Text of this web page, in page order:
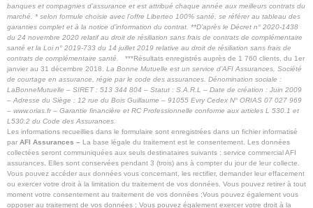
banques et compagnies d’assurance et est attribué chaque année aux meilleurs contrats du
marché. * selon formule choisie avec l’offre Liberteo 100% santé, se référer au tableau des
garanties complet et à la notice d’information du contrat. **D’après le Décret n° 2020-1438
du 24 novembre 2020 relatif au droit de résiliation sans frais de contrats de complémentaire
santé et la Loi n° 2019-733 du 14 juillet 2019 relative au droit de résiliation sans frais de
contrats de complémentaire santé.
***Résultats enregistrés auprès de 1 760 clients, du 1er
janvier au 31 décembre 2018.
La Bonne Mutuelle est un service d’AFI Assurances, Société
de courtage en assurance, régie par le code des assurances. Dénomination sociale :
LaBonneMutuelle – SIRET : 513 344 804 – Statut : S.A.R.L – Date de création : Juin 2009
– Adresse du Siège : 12 rue du Bois Guillaume – 91055 Evry Cedex N° ORIAS 07 027 969
– www.orias.fr – Garantie financière et RC Professionnelle conforme aux articles L 530.1 et
L530.2 du Code des Assurances.
Les informations recueillies dans le formulaire sont enregistrées dans un fichier informatisé
par AFI Assurances – La base légale du traitement est le consentement. Les données
collectées seront communiquées aux seuls destinataires suivants : service commercial AFI
assurances
Elles sont conservées pendant 3 (trois) ans à compter du jour de leur collecte.
Vous pouvez accéder aux données vous concernant, les rectifier, demander leur effacement
ou exercer votre droit à la limitation du traitement de vos données. Vous pouvez retirer à tout
moment votre consentement au traitement de vos données ;Vous pouvez également vous
opposer au traitement de vos données ; Vous pouvez également exercer votre droit à la